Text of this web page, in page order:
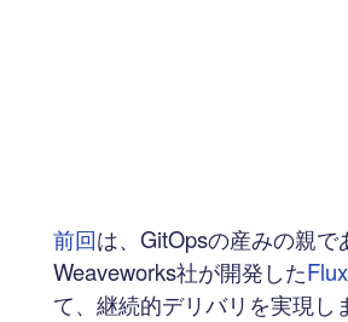
前回は、GitOpsの産みの親で
Weaveworks社が開発したFlux
て、継続的デリバリを実現し